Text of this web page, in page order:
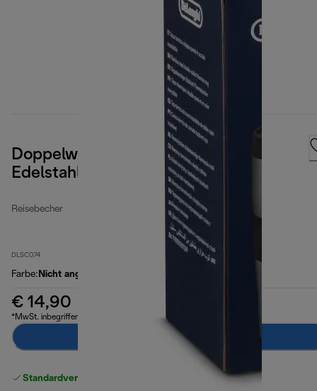
Doppelwandiger Reisebecher aus
Edelstahl, 235 ml
Reisebecher
DLSC074
Farbe: Nicht angegeben
€ 14,90
*MwSt. inbegriffen
Zum Warenkorb hinzufügen
Standardversand kostenlos